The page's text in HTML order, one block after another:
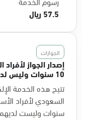
57.5 ريال
الجوازات
إصدار الجواز
10 سنوات وليس لديهم هوية وطنية
تتيح هذه الخدمة
سنوات وليست